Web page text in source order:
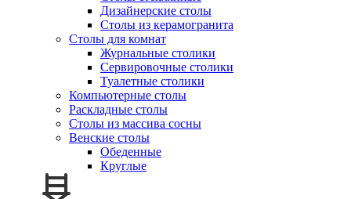
Дизайнерские столы
Столы из керамогранита
Столы для комнат
Журнальные столики
Сервировочные столики
Туалетные столики
Компьютерные столы
Раскладные столы
Столы из массива сосны
Венские столы
Обеденные
Круглые